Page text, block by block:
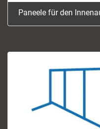
Paneele für den
Video